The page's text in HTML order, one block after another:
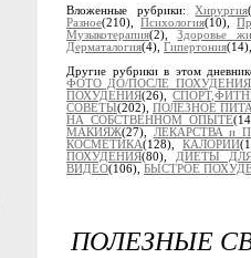
Вложенные рубрики:Хирургия
Разное(210),Психология(10),
Музыкотерапия(2),Здоровье
Дерматалогия(4), Гипертония
Другие рубрики в этом
ФОТО ДО/ПОСЛЕ ПОХУДЕНИЯ
ПОХУДЕНИЯ(26),
СОВЕТЫ(202), ПОЛЕЗНОЕ
НА СОБСТВЕННОМ ОПЫТЕ
МАКИЯЖ(27),
ЛЕКАРСТВА и
КОСМЕТИКА(128),КАЛОРИИ
ПОХУДЕНИЯ(80), ДИЕТЫ
ВИДЕО(106), БЫСТРОЕ
ПОЛЕЗНЫЕ